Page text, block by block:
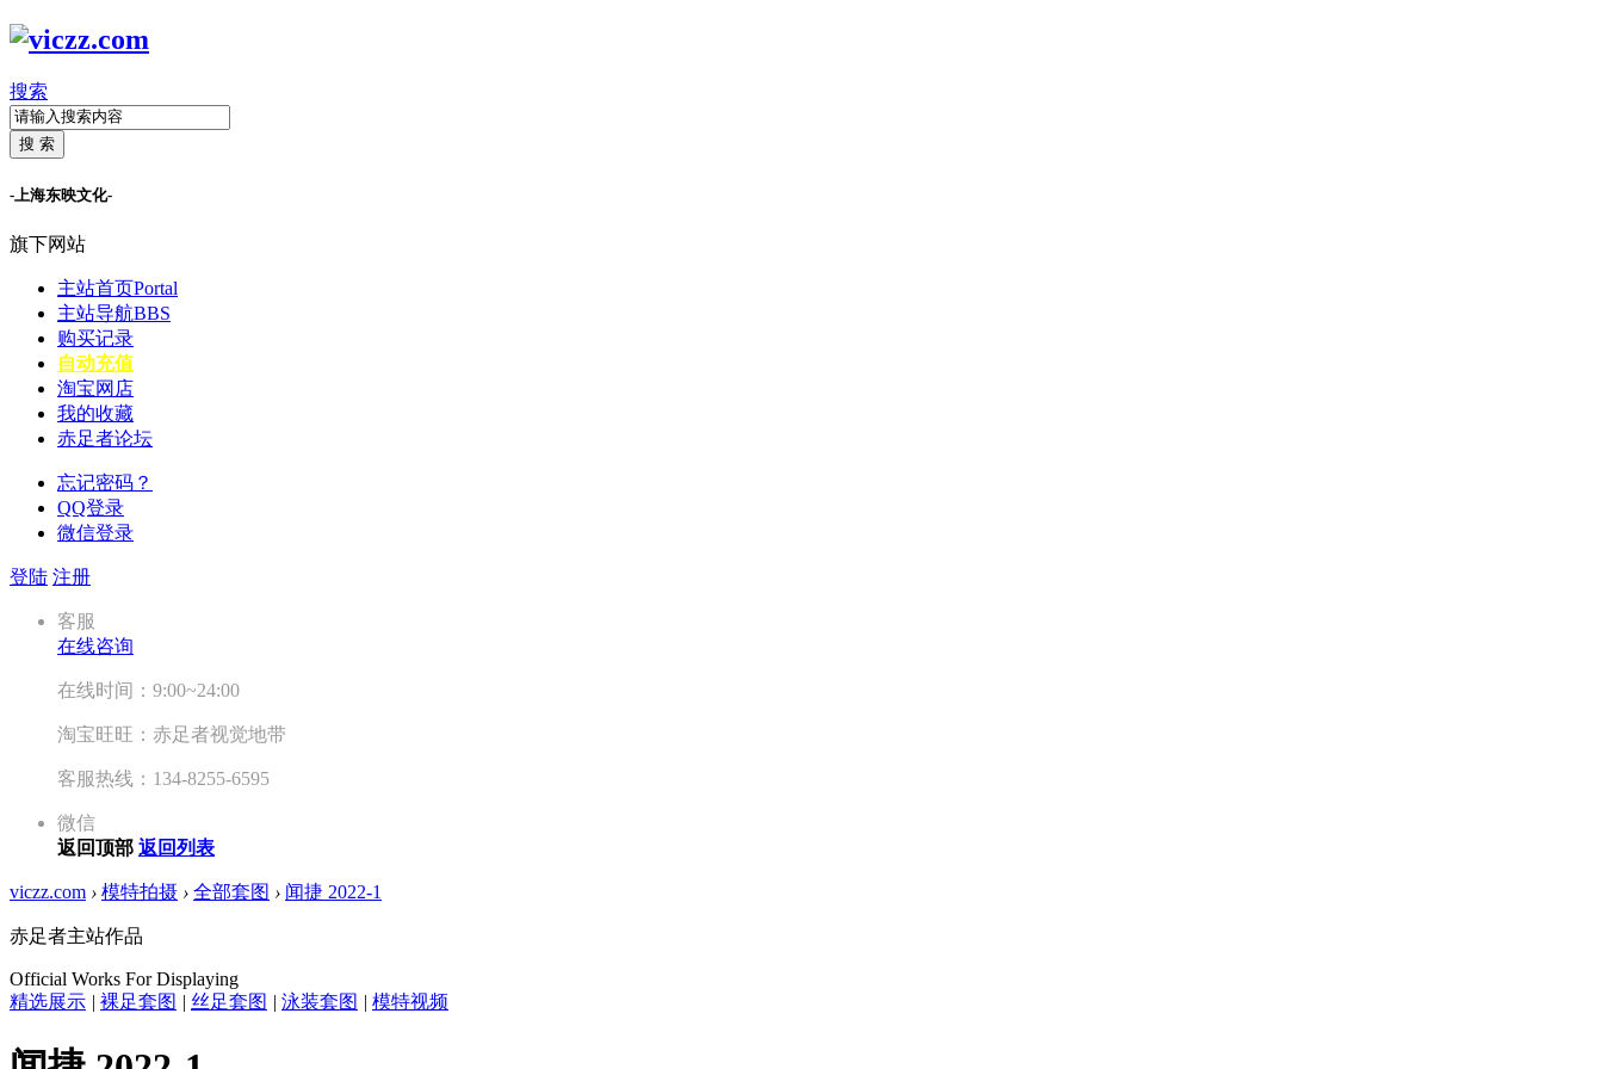
搜索
搜 索
-上海东映文化-
旗下网站
主站首页Portal
主站导航BBS
购买记录
自动充值
淘宝网店
我的收藏
赤足者论坛
忘记密码？
QQ登录
微信登录
登陆 注册
客服
在线咨询
在线时间：9:00~24:00
淘宝旺旺：赤足者视觉地带
客服热线：134-8255-6595
微信
返回顶部 返回列表
viczz.com › 模特拍摄 › 全部套图 › 闻捷 2022-1
赤足者主站作品
Official Works For Displaying
精选展示 | 裸足套图 | 丝足套图 | 泳装套图 | 模特视频